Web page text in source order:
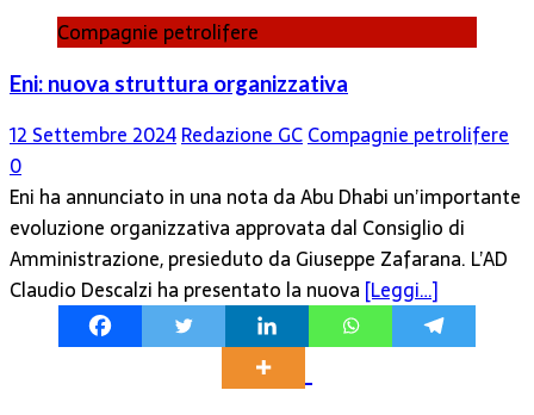
Compagnie petrolifere
Eni: nuova struttura organizzativa
12 Settembre 2024Redazione GCCompagnie petrolifere
0
Eni ha annunciato in una nota da Abu Dhabi un’importante
evoluzione organizzativa approvata dal Consiglio di
Amministrazione, presieduto da Giuseppe Zafarana. L’AD
Claudio Descalzi ha presentato la nuova [Leggi…]